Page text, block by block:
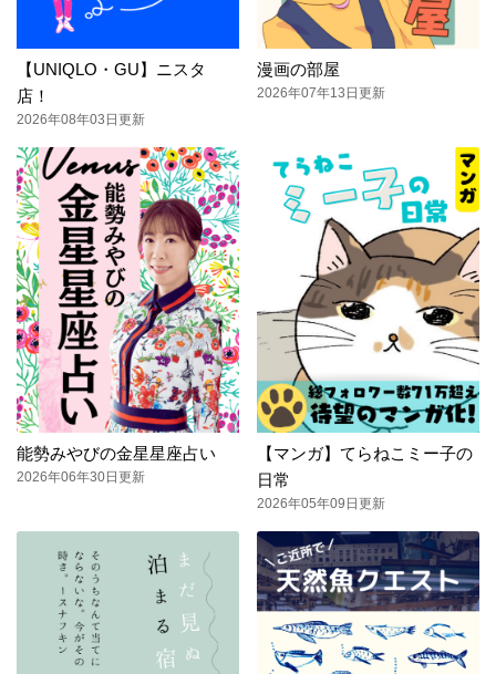
【UNIQLO・GU】ニスタ
店！
2026年08年03日更新
漫画の部屋
2026年07年13日更新
能勢みやびの金星星座占い
2026年06年30日更新
【マンガ】てらねこミー子の
日常
2026年05年09日更新